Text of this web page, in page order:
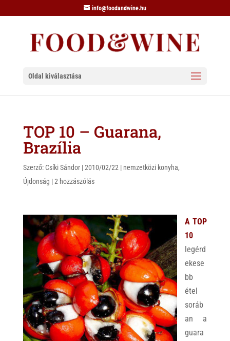
info@foodandwine.hu
Oldal kiválasztása
TOP 10 – Guarana,
Brazília
Szerző: Csíki Sándor|2010/02/22 | nemzetközi konyha,
Újdonság |2 hozzászólás
A TOP
10
legérd
ekese
bb
étel
soráb
an a
guara